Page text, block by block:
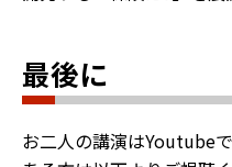
最後に
お二人の講演はYoutube